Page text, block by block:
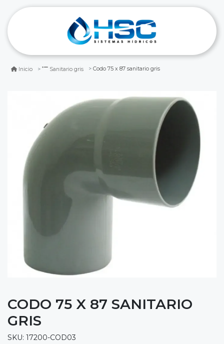
Inicio Sanitario gris Codo 75 x 87 sanitario gris
CODO 75 X 87 SANITARIO
GRIS
SKU: 17200-COD03